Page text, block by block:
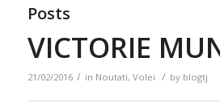
Posts
VICTORIE
21/02/2016 / in Noutati, Volei / by blogtj